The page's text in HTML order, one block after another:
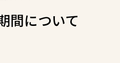
間について